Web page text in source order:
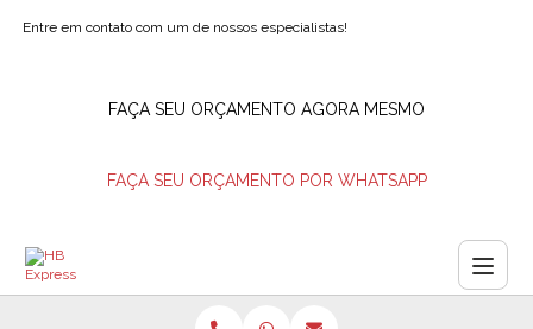
Entre em contato com um de nossos especialistas!
FAÇA SEU ORÇAMENTO AGORA MESMO
FAÇA SEU ORÇAMENTO POR WHATSAPP